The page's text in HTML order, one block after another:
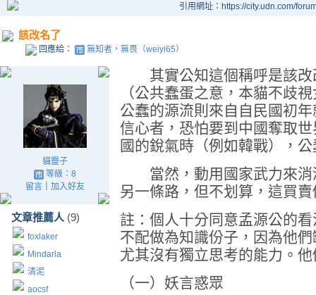
引用網址：https://city.udn.com/
該改名了
回應給： 無知者，無畏（weiyi65）
貓靈子
等級：8
留言｜ 加入好友
文章推薦人 (9)
foxlaker
Mindarla
清泥
aocsf
其實公知這個稱呼是該改
（公共蠢蛋之意，本貓不歧
公蠢的源流則來自自民國初
信心者，恐怕要到中國奪取
國的銳氣時（例如韓戰），
當然，動用國家武力來消
另一條路，但不划算，這買
註：個人十分同意孟源公的
不配做為知識份子，因為他
尤其沒有獨立思考的能力。
（一）妖言惑眾